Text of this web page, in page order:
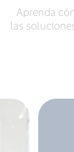
Aprenda
las